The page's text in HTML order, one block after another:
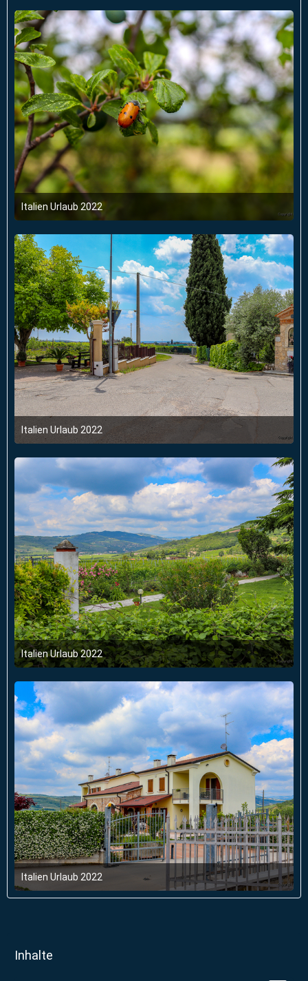
Italien Urlaub 2022
6. Juni 2022 um 03:47
Italien Urlaub 2022
6. Juni 2022 um 03:47
Italien Urlaub 2022
6. Juni 2022 um 03:47
Italien Urlaub 2022
6. Juni 2022 um 03:47
Inhalte